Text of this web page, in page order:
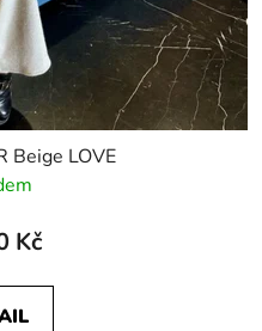
Beige LOVE
Kč